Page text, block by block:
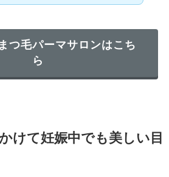
つ毛パーマサロンはこち
ら
けて妊娠中でも美しい目